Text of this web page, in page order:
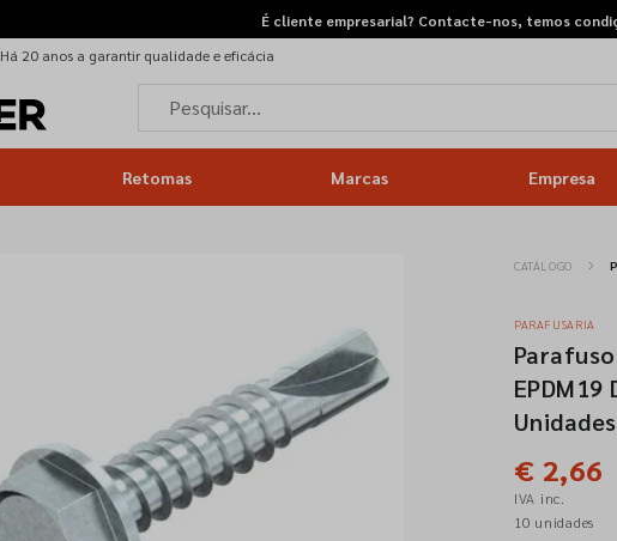
É cliente empresarial? Contacte-nos, temos
Há 20 anos a garantir qualidade e eficácia
Retomas Marcas Empresa
CATÁLOGO
PARAFUSARIA
€ 2,66
IVA inc.
10 unidades